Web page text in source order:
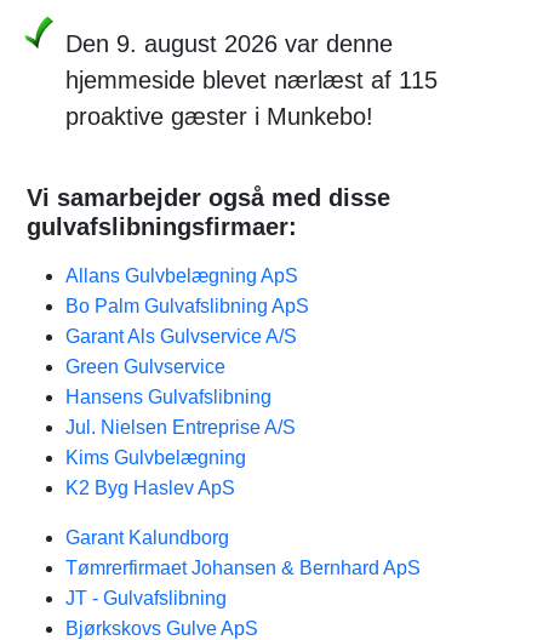
Den 9. august 2026 var denne
hjemmeside blevet nærlæst af 115
proaktive gæster i Munkebo!
Vi samarbejder også med disse
gulvafslibningsfirmaer:
Allans Gulvbelægning ApS
Bo Palm Gulvafslibning ApS
Garant Als Gulvservice A/S
Green Gulvservice
Hansens Gulvafslibning
Jul. Nielsen Entreprise A/S
Kims Gulvbelægning
K2 Byg Haslev ApS
Garant Kalundborg
Tømrerfirmaet Johansen & Bernhard ApS
JT - Gulvafslibning
Bjørkskovs Gulve ApS